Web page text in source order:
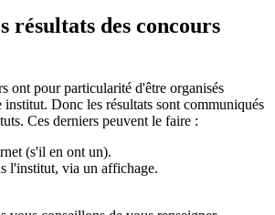
résultats des concours
ont pour particularité d'être organisés
institut. Donc les résultats sont communiqués
Ces derniers peuvent le faire :
(s'il en ont un).
l'institut, via un affichage.